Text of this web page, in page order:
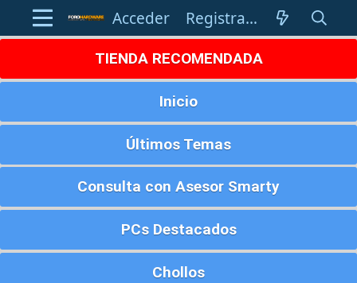
Acceder Registrarse
TIENDA RECOMENDADA
Inicio
Últimos Temas
Consulta con Asesor Smarty
PCs Destacados
Chollos